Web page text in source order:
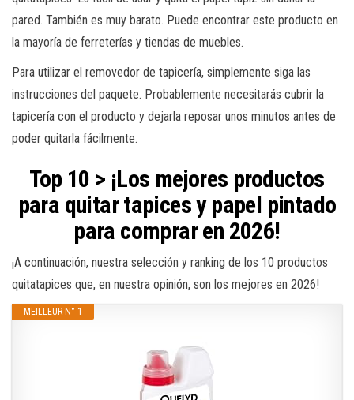
pared. También es muy barato. Puede encontrar este producto en
la mayoría de ferreterías y tiendas de muebles.
Para utilizar el removedor de tapicería, simplemente siga las
instrucciones del paquete. Probablemente necesitarás cubrir la
tapicería con el producto y dejarla reposar unos minutos antes de
poder quitarla fácilmente.
Top 10 > ¡Los mejores productos
para quitar tapices y papel pintado
para comprar en 2026!
¡A continuación, nuestra selección y ranking de los 10 productos
quitatapices que, en nuestra opinión, son los mejores en 2026!
MEILLEUR N° 1